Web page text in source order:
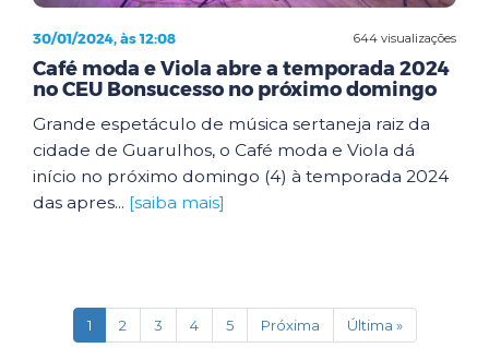
644 visualizações
30/01/2024, às 12:08
Café moda e Viola abre a temporada 2024
no CEU Bonsucesso no próximo domingo
Grande espetáculo de música sertaneja raiz da
cidade de Guarulhos, o Café moda e Viola dá
início no próximo domingo (4) à temporada 2024
das apres... [saiba mais]
1(current)
2 3 4 5 Próxima Última »